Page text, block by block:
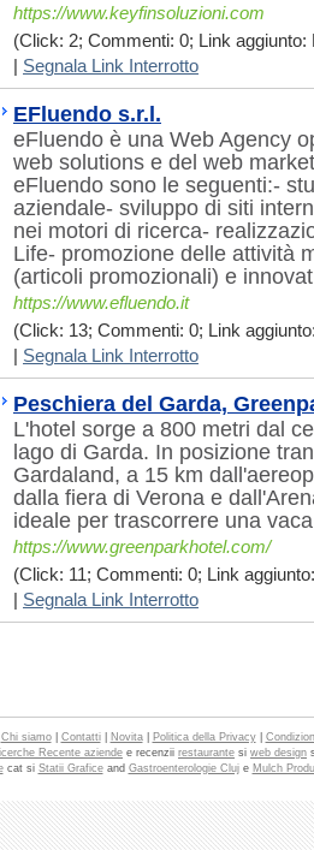
https://www.keyfinsoluzioni.com
(Click: 2; Commenti: 0; Link aggiunto:
Segnala Link Interrotto
EFluendo s.r.l.
eFluendo è una Web Agency
web solutions e del web
eFluendo sono le seguenti:-
aziendale- sviluppo di siti
nei motori di ricerca-
Life- promozione delle attività
(articoli promozionali) e
https://www.efluendo.it
(Click: 13; Commenti: 0; Link
Segnala Link Interrotto
Peschiera del Garda,
L'hotel sorge a 800 metri dal
lago di Garda. In posizione
Gardaland, a 15 km
dalla fiera di Verona e
ideale per trascorrere una
https://www.greenparkhotel.com/
(Click: 11; Commenti: 0; Link
Segnala Link Interrotto
Chi siamo| Contatti| Novita| Politica della Privacy|
Recente aziende e recenzii restaurante si web design
cat si Statii Graficeand Gastroenterologie Cluje Mulch